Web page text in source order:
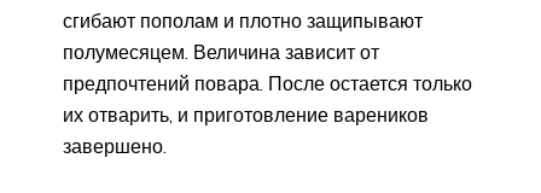
сгибают пополам и плотно защипывают
полумесяцем. Величина зависит от
предпочтений повара. После остается только
их отварить, и приготовление вареников
завершено.